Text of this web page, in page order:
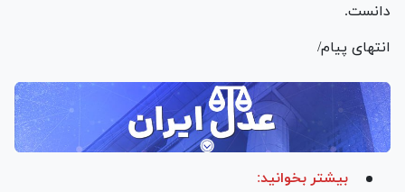
دانست.
انتهای پیام/
بیشتر بخوانید: